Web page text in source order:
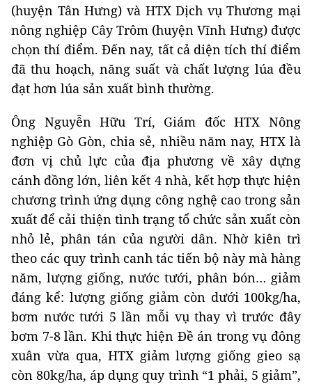
(huyện Tân Hưng) và HTX Dịch vụ Thương mại
nông nghiệp Cây Trôm (huyện Vĩnh Hưng) được
chọn thí điểm. Đến nay, tất cả diện tích thí điểm
đã thu hoạch, năng suất và chất lượng lúa đều
đạt hơn lúa sản xuất bình thường.
Ông Nguyễn Hữu Trí, Giám đốc HTX Nông
nghiệp Gò Gòn, chia sẻ, nhiều năm nay, HTX là
đơn vị chủ lực của địa phương về xây dựng
cánh đồng lớn, liên kết 4 nhà, kết hợp thực hiện
chương trình ứng dụng công nghệ cao trong sản
xuất để cải thiện tình trạng tổ chức sản xuất còn
nhỏ lẻ, phân tán của người dân. Nhờ kiên trì
theo các quy trình canh tác tiến bộ này mà hàng
năm, lượng giống, nước tưới, phân bón… giảm
đáng kể: lượng giống giảm còn dưới 100kg/ha,
bơm nước tưới 5 lần mỗi vụ thay vì trước đây
bơm 7-8 lần. Khi thực hiện Đề án trong vụ đông
xuân vừa qua, HTX giảm lượng giống gieo sạ
còn 80kg/ha, áp dụng quy trình “1 phải, 5 giảm”,